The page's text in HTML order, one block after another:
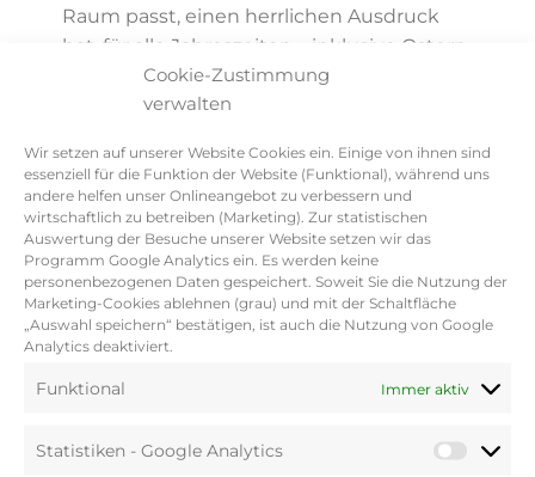
Cookie-Zustimmung
verwalten
Wir setzen auf unserer Website Cookies ein. Einige von ihnen sind
essenziell für die Funktion der Website (Funktional), während uns
andere helfen unser Onlineangebot zu verbessern und
wirtschaftlich zu betreiben (Marketing). Zur statistischen
Auswertung der Besuche unserer Website setzen wir das
Programm Google Analytics ein. Es werden keine
personenbezogenen Daten gespeichert. Soweit Sie die Nutzung der
Marketing-Cookies ablehnen (grau) und mit der Schaltfläche
„Auswahl speichern“ bestätigen, ist auch die Nutzung von Google
Analytics deaktiviert.
Funktional Immer aktiv
Statistiken - Google Analytics
Raum passt, einen herrlichen Ausdruck
hat, für alle Jahreszeiten – inklusive Ostern
und Weihnachten – wunderbar zu
dekorieren und auch eine tolle
Eukalyptus, Moos,
Schneeglöckchenzwiebeln, Ostereiern,
Schleierkraut… Aber auch ganz puristisch
fein
Pflegehinweise
Markenzeichen von Storefactory. Bitte
Produkte mehr Sorgfalt benötigen als